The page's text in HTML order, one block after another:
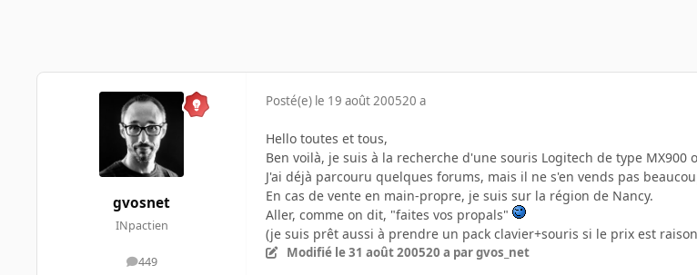
gvosnet
INpactien
449
messages
Posté(e) le 19 août 200520 a
Hello toutes et tous,
Ben voilà, je suis à la recherche d'une souris Logitech de type MX900
J'ai déjà parcouru quelques forums, mais il ne s'en vends pas
En cas de vente en main-propre, je suis sur la région de Nancy.
Aller, comme on dit, "faites vos propals"
(je suis prêt aussi à prendre un pack clavier+souris si le prix est
Modifié le 31 août 200520 a par gvos_net